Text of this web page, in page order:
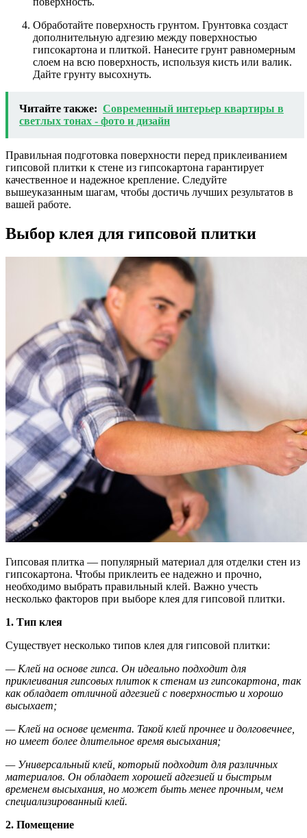
Обработайте поверхность грунтом. Грунтовка создаст
дополнительную адгезию между поверхностью
гипсокартона и плиткой. Нанесите грунт равномерным
слоем на всю поверхность, используя кисть или валик.
Дайте грунту высохнуть.
Читайте также: Современный интерьер квартиры в
светлых тонах - фото и дизайн
Правильная подготовка поверхности перед приклеиванием
гипсовой плитки к стене из гипсокартона гарантирует
качественное и надежное крепление. Следуйте
вышеуказанным шагам, чтобы достичь лучших результатов в
вашей работе.
Выбор клея для гипсовой плитки
Гипсовая плитка — популярный материал для отделки стен из
гипсокартона. Чтобы приклеить ее надежно и прочно,
необходимо выбрать правильный клей. Важно учесть
несколько факторов при выборе клея для гипсовой плитки.
1. Тип клея
Существует несколько типов клея для гипсовой плитки:
— Клей на основе гипса. Он идеально подходит для
приклеивания гипсовых плиток к стенам из гипсокартона, так
как обладает отличной адгезией с поверхностью и хорошо
высыхает;
— Клей на основе цемента. Такой клей прочнее и долговечнее,
но имеет более длительное время высыхания;
— Универсальный клей, который подходит для различных
материалов. Он обладает хорошей адгезией и быстрым
временем высыхания, но может быть менее прочным, чем
специализированный клей.
2. Помещение